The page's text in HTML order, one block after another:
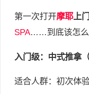
第一次打开摩耶上
SPA……到底该怎么
入门级：中式推拿（
适合人群：初次体